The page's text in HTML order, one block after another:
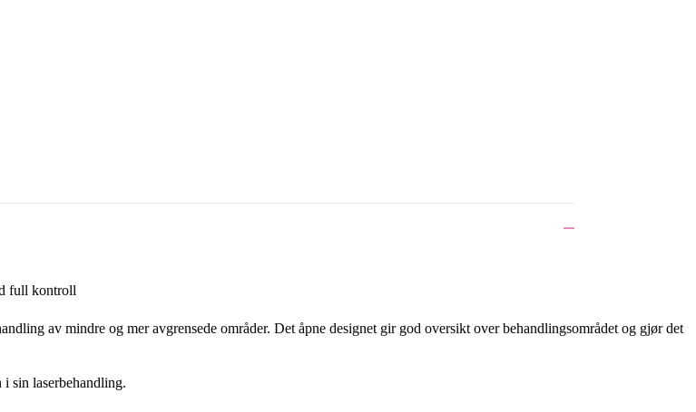
full kontroll
av mindre og mer avgrensede områder. Det åpne designet gir god oversikt over behandlingsområdet og gjør det
sin laserbehandling.